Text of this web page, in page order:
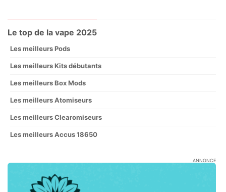
Le top de la vape 2025
Les meilleurs Pods
Les meilleurs Kits débutants
Les meilleurs Box Mods
Les meilleurs Atomiseurs
Les meilleurs Clearomiseurs
Les meilleurs Accus 18650
ANNONCE